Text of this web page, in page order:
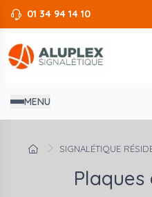
01 34 94 14 10
MENU
SIGNALÉTIQUE